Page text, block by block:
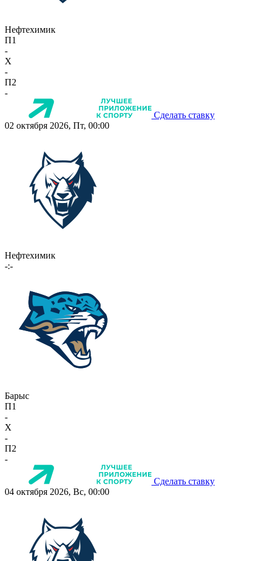
Нефтехимик
П1
-
X
-
П2
-
Сделать ставку
02 октября 2026, Пт, 00:00
Нефтехимик
-:-
Барыс
П1
-
X
-
П2
-
Сделать ставку
04 октября 2026, Вс, 00:00